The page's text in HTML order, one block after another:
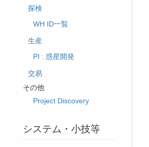
探検
WH ID一覧
生産
PI : 惑星開発
交易
その他
Project Discovery
システム・小技等